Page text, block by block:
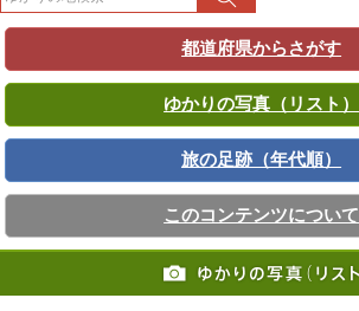
都道府県からさがす
ゆかりの写真（リスト）
旅の足跡（年代順）
このコンテンツについて